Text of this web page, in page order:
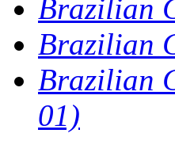
Brazilian
Brazilian
Brazilian
01)